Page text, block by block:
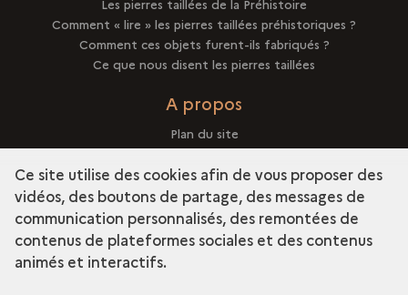
Les pierres taillées de la Préhistoire
Comment « lire » les pierres taillées préhistoriques ?
Comment ces objets furent-ils fabriqués ?
Ce que nous disent les pierres taillées
A propos
Plan du site
Mentions légales
Découvrir la collection
Ce site utilise des cookies afin de vous proposer des
vidéos, des boutons de partage, des messages de
communication personnalisés, des remontées de
contenus de plateformes sociales et des contenus
animés et interactifs.